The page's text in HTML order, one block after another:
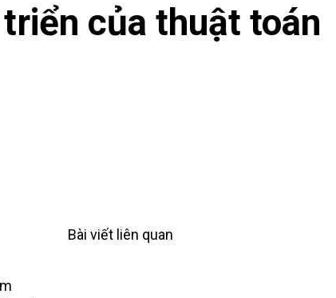
của thuật toán
Bài viết liên quan